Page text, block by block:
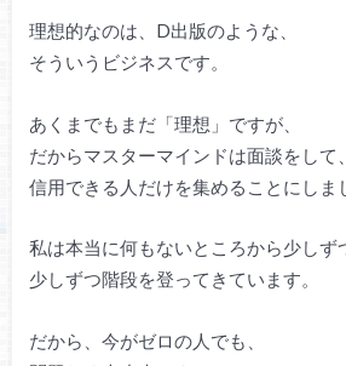
理想的なのは、D出版のような、
そういうビジネスです。
あくまでもまだ「理想」ですが、
だからマスターマインドは面談をして、
信用できる人だけを集めることにしま
私は本当に何もないところから少しず
少しずつ階段を登ってきています。
だから、今がゼロの人でも、